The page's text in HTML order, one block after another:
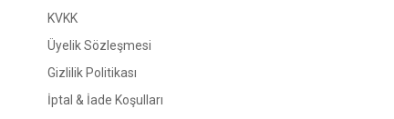
KVKK
Üyelik Sözleşmesi
Gizlilik Politikası
İptal & İade Koşulları